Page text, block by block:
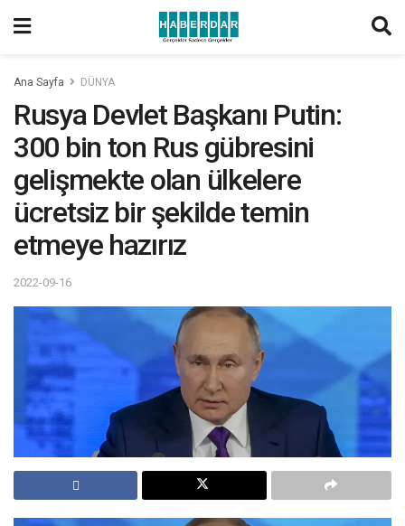
Ana Sayfa DÜNYA
Rusya Devlet Başkanı Putin:
300 bin ton Rus gübresini
gelişmekte olan ülkelere
ücretsiz bir şekilde temin
etmeye hazırız
2022-09-16